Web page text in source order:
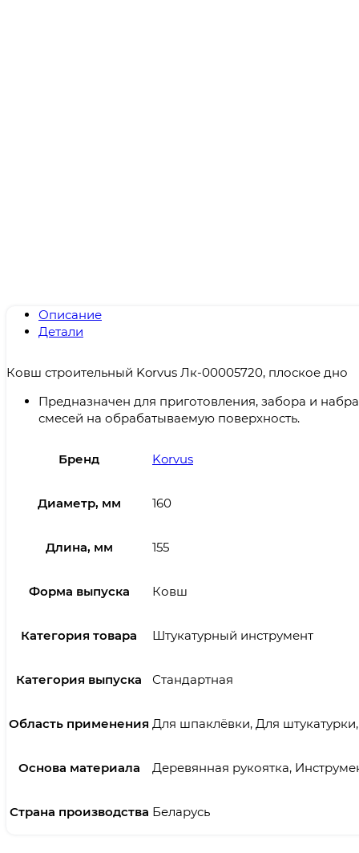
Описание
Детали
Ковш строительный Korvus Лк-00005720, плоское дно
Предназначен для приготовления, забора и
смесей на обрабатываемую поверхность.
Бренд Korvus
Диаметр, мм 160
Длина, мм 155
Форма выпуска Ковш
Категория товара Штукатурный инструмент
Категория выпуска Стандартная
Область применения Для шпаклёвки, Для
Основа материала Деревянная рукоятка,
Страна производства Беларусь